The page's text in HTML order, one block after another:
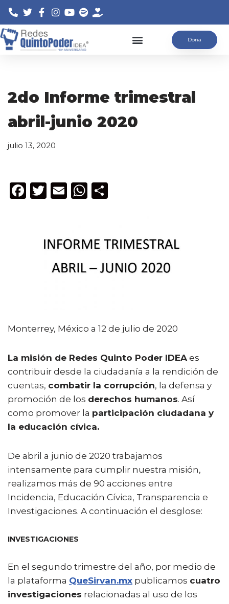
Saltar
al
Dona
2do Informe trimestral
abril-junio 2020
julio 13, 2020
F
T
te
r
E
l
W
ts
A
p
p
ar
ti
Monterrey, México a 12 de julio de 2020
La misión de Redes Quinto Poder IDEA es
contribuir desde la ciudadanía a la rendición de
cuentas, combatir la corrupción, la defensa y
promoción de los derechos humanos. Así
como promover la participación ciudadana y
la educación cívica.
De abril a junio de 2020 trabajamos
intensamente para cumplir nuestra misión,
realizamos más de 90 acciones entre
Incidencia, Educación Cívica, Transparencia e
Investigaciones. A continuación el desglose:
INVESTIGACIONES
En el segundo trimestre del año, por medio de
la plataforma QueSirvan.mx publicamos cuatro
investigaciones relacionadas al uso de los